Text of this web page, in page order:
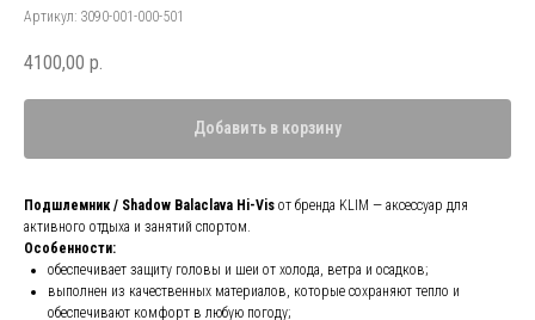
Артикул: 3090-001-000-501
4100,00 р.
Добавить в корзину
Подшлемник / Shadow Balaclava Hi-Vis от бренда KLIM — аксессуар для
активного отдыха и занятий спортом.
Особенности:
обеспечивает защиту головы и шеи от холода, ветра и осадков;
выполнен из качественных материалов, которые сохраняют тепло и
обеспечивают комфорт в любую погоду;